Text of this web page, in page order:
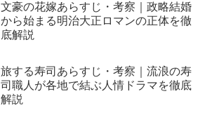
文豪の花嫁あらすじ・考察｜政略結婚
から始まる明治大正ロマンの正体を徹
底解説
旅する寿司あらすじ・考察｜流浪の寿
司職人が各地で結ぶ人情ドラマを徹底
解説